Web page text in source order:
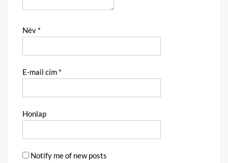
Név *
E-mail cím *
Honlap
Notify me of new posts